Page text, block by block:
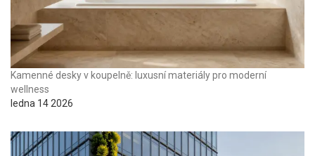
Kamenné desky v koupelně: luxusní materiály pro moderní
wellness
ledna 14 2026